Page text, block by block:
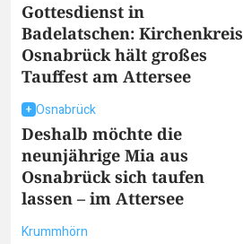
Gottesdienst in
Badelatschen: Kirchenkreis
Osnabrück hält großes
Tauffest am Attersee
Osnabrück
Deshalb möchte die
neunjährige Mia aus
Osnabrück sich taufen
lassen – im Attersee
Krummhörn